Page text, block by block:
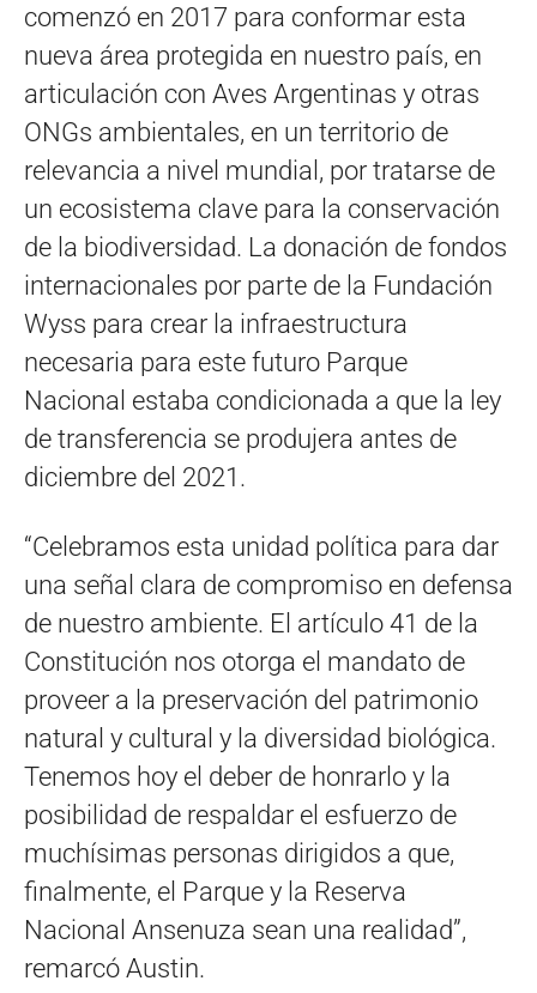
comenzó en 2017 para conformar esta
nueva área protegida en nuestro país, en
articulación con Aves Argentinas y otras
ONGs ambientales, en un territorio de
relevancia a nivel mundial, por tratarse de
un ecosistema clave para la conservación
de la biodiversidad. La donación de fondos
internacionales por parte de la Fundación
Wyss para crear la infraestructura
necesaria para este futuro Parque
Nacional estaba condicionada a que la ley
de transferencia se produjera antes de
diciembre del 2021.
“Celebramos esta unidad política para dar
una señal clara de compromiso en defensa
de nuestro ambiente. El artículo 41 de la
Constitución nos otorga el mandato de
proveer a la preservación del patrimonio
natural y cultural y la diversidad biológica.
Tenemos hoy el deber de honrarlo y la
posibilidad de respaldar el esfuerzo de
muchísimas personas dirigidos a que,
finalmente, el Parque y la Reserva
Nacional Ansenuza sean una realidad”,
remarcó Austin.